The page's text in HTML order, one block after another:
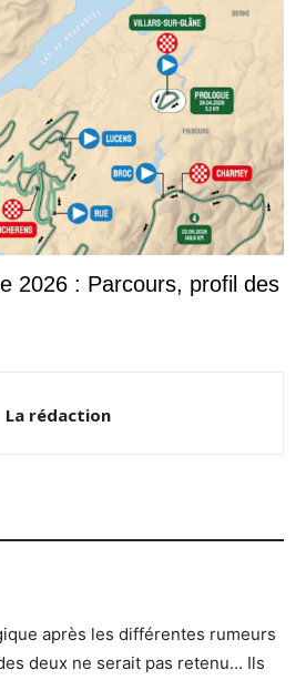
2026 : Parcours, profil des
La rédaction
après les différentes rumeurs
deux ne serait pas retenu… Ils